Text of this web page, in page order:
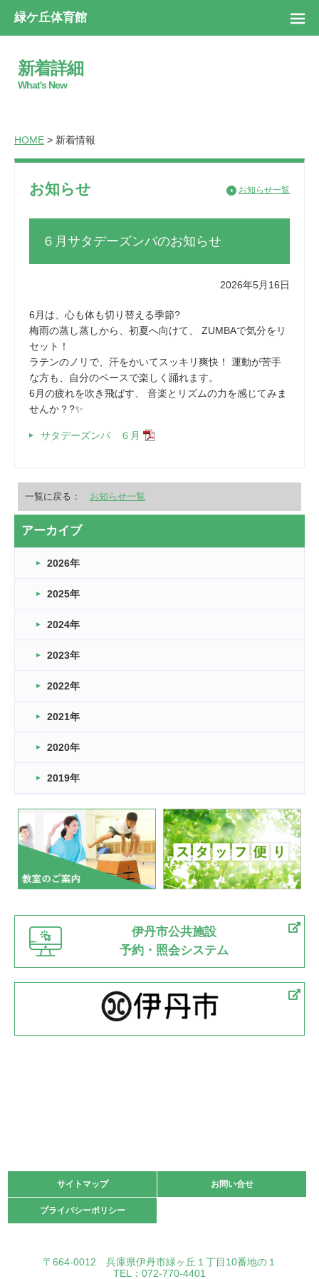
緑ケ丘体育館
新着詳細
What's New
HOME > 新着情報
お知らせ お知らせ一覧
６月サタデーズンバのお知らせ
2026年5月16日
6月は、心も体も切り替える季節?
梅雨の蒸し蒸しから、初夏へ向けて、 ZUMBAで気分をリ
セット！
ラテンのノリで、汗をかいてスッキリ爽快！ 運動が苦手
な方も、自分のペースで楽しく踊れます。
6月の疲れを吹き飛ばす、 音楽とリズムの力を感じてみま
せんか？?✨
サタデーズンバ ６月
一覧に戻る： お知らせ一覧
アーカイブ
2026年
2025年
2024年
2023年
2022年
2021年
2020年
2019年
伊丹市公共施設
予約・照会システム
サイトマップ お問い合せ
プライバシーポリシー
サイトマップ お問い合せ
プライバシーポリシー
〒664-0012 兵庫県伊丹市緑ヶ丘１丁目10番地の１
TEL：072-770-4401